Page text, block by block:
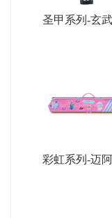
圣甲系列-玄
彩虹系列-迈